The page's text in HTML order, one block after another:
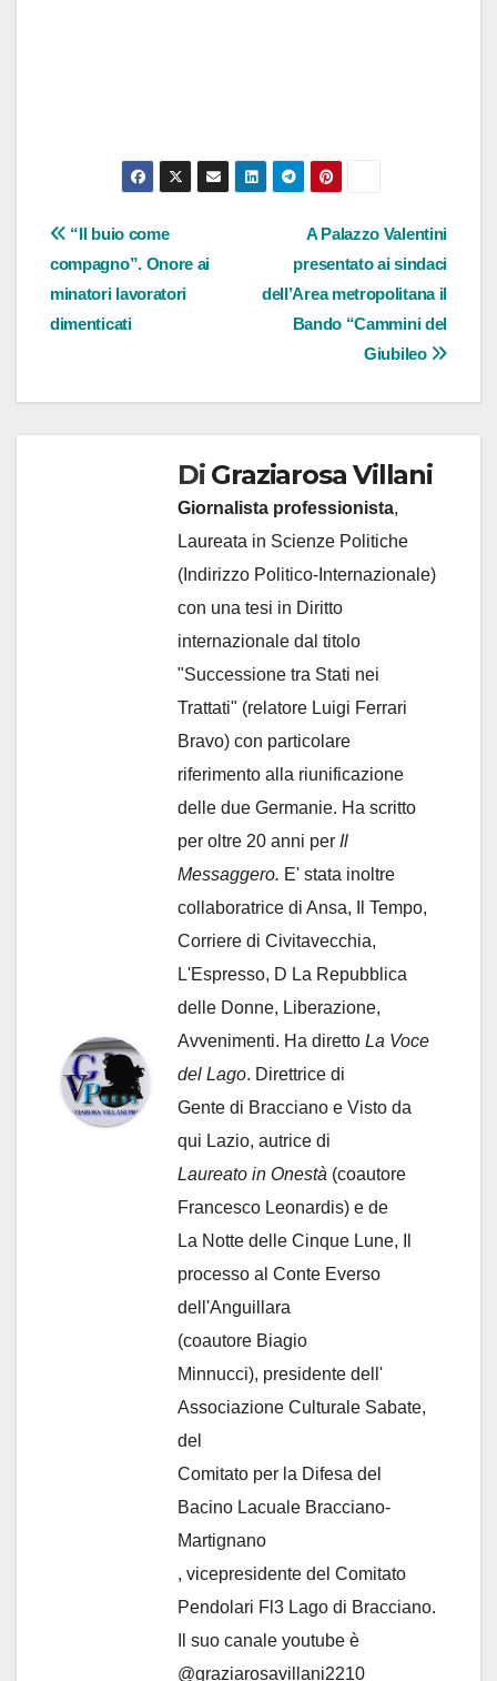
Navigazione
articoli
A Palazzo Valentini
presentato ai sindaci
dell’Area metropolitana il
Bando “Cammini del
Giubileo
“Il buio come
compagno”. Onore ai
minatori lavoratori
dimenticati
Di Graziarosa Villani
Giornalista professionista,
Laureata in Scienze Politiche
(Indirizzo Politico-Internazionale)
con una tesi in Diritto
internazionale dal titolo
"Successione tra Stati nei
Trattati" (relatore Luigi Ferrari
Bravo) con particolare
riferimento alla riunificazione
delle due Germanie. Ha scritto
per oltre 20 anni per Il
Messaggero. E' stata inoltre
collaboratrice di Ansa, Il Tempo,
Corriere di Civitavecchia,
L'Espresso, D La Repubblica
delle Donne, Liberazione,
Avvenimenti. Ha diretto La Voce
del Lago. Direttrice di
Gente di Bracciano e Visto da
qui Lazio, autrice di
Laureato in Onestà (coautore
Francesco Leonardis) e de
La Notte delle Cinque Lune, Il
processo al Conte Everso
dell'Anguillara
(coautore Biagio
Minnucci), presidente dell'
Associazione Culturale Sabate,
del
Comitato per la Difesa del
Bacino Lacuale Bracciano-
Martignano
, vicepresidente del Comitato
Pendolari Fl3 Lago di Bracciano.
Il suo canale youtube è
@graziarosavillani2210